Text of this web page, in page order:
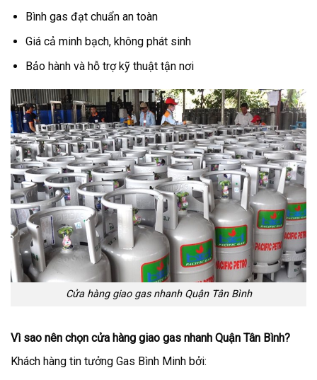
Bình gas đạt chuẩn an toàn
Giá cả minh bạch, không phát sinh
Bảo hành và hỗ trợ kỹ thuật tận nơi
Cửa hàng giao gas nhanh Quận Tân Bình
Vì sao nên chọn cửa hàng giao gas nhanh Quận Tân Bình?
Khách hàng tin tưởng Gas Bình Minh bởi: